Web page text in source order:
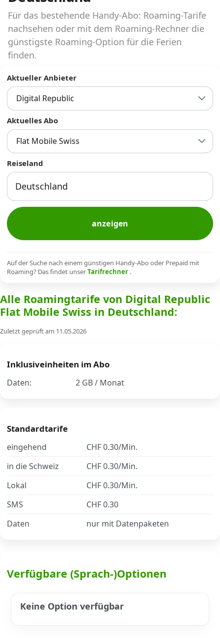
Abos für Tablets, Hotspots und Smart
Watches
Tarifrechner Handy-Abo
Infos
Alle Anbieter
Mobilfunknetz Schweiz
Handy-Abo-Aktionen
Handy-Abo kündigen oder
wechseln
Alle Mobile-Vergleiche
Internet, TV, Telefon
Kombi-Angebote
Aktionen
News
Über uns
Datenschutz·AGB Impressum
Für das bestehende Handy-Abo: Roaming-Tarife
nachsehen oder mit dem Roaming-Rechner die
günstigste Roaming-Option für die Ferien
finden.
Aktueller Anbieter
Digital Republic
Aktuelles Abo
Flat Mobile Swiss
Reiseland
anzeigen
Auf der Suche nach einem günstigen Handy-Abo oder Prepaid mit
Roaming? Das findet unserTarifrechner .
Alle Roamingtarife von Digital Republic
Flat Mobile Swiss in Deutschland:
Zuletzt geprüft am 11.05.2026
Inklusiveinheiten im Abo
Daten: 2 GB / Monat
Standardtarife
eingehend
CHF 0.30/Min.
in die Schweiz
CHF 0.30/Min.
Lokal
CHF 0.30/Min.
SMS
CHF 0.30
Daten
nur mit Datenpaketen
Verfügbare (Sprach-)Optionen
Keine Option verfügbar